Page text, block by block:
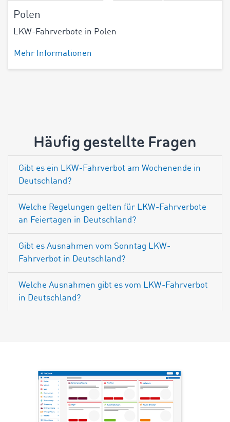
Polen
LKW-Fahrverbote in Polen
Mehr Informationen
Häufig gestellte Fragen
Gibt es ein LKW-Fahrverbot am Wochenende in
Deutschland?
Welche Regelungen gelten für LKW-Fahrverbote
an Feiertagen in Deutschland?
Gibt es Ausnahmen vom Sonntag LKW-
Fahrverbot in Deutschland?
Welche Ausnahmen gibt es vom LKW-Fahrverbot
in Deutschland?